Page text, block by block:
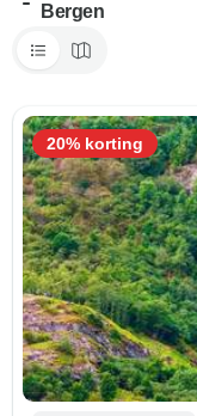
Bergen
20% korting